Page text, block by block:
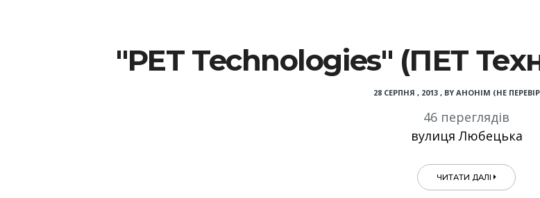
"PET Technologies" (ПЕТ
28 СЕРПНЯ , 2013 , BY АНОНІМ (НЕ
46 переглядів
вулиця Любецька
ЧИТАТИ ДАЛІ